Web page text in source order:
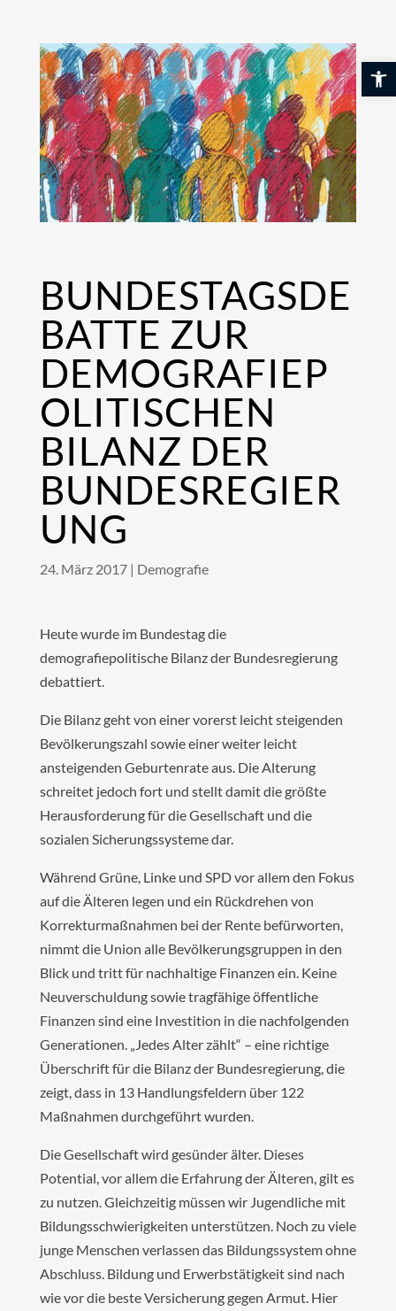
content
BUNDESTAGSDE
BATTE ZUR
DEMOGRAFIEP
OLITISCHEN
BILANZ DER
BUNDESREGIER
UNG
24. März 2017| Demografie
Heute wurde im Bundestag die
demografiepolitische Bilanz der Bundesregierung
debattiert.
Die Bilanz geht von einer vorerst leicht steigenden
Bevölkerungszahl sowie einer weiter leicht
ansteigenden Geburtenrate aus. Die Alterung
schreitet jedoch fort und stellt damit die größte
Herausforderung für die Gesellschaft und die
sozialen Sicherungssysteme dar.
Während Grüne, Linke und SPD vor allem den Fokus
auf die Älteren legen und ein Rückdrehen von
Korrekturmaßnahmen bei der Rente befürworten,
nimmt die Union alle Bevölkerungsgruppen in den
Blick und tritt für nachhaltige Finanzen ein. Keine
Neuverschuldung sowie tragfähige öffentliche
Finanzen sind eine Investition in die nachfolgenden
Generationen. „Jedes Alter zählt“ – eine richtige
Überschrift für die Bilanz der Bundesregierung, die
zeigt, dass in 13 Handlungsfeldern über 122
Maßnahmen durchgeführt wurden.
Die Gesellschaft wird gesünder älter. Dieses
Potential, vor allem die Erfahrung der Älteren, gilt es
zu nutzen. Gleichzeitig müssen wir Jugendliche mit
Bildungsschwierigkeiten unterstützen. Noch zu viele
junge Menschen verlassen das Bildungssystem ohne
Abschluss. Bildung und Erwerbstätigkeit sind nach
wie vor die beste Versicherung gegen Armut. Hier